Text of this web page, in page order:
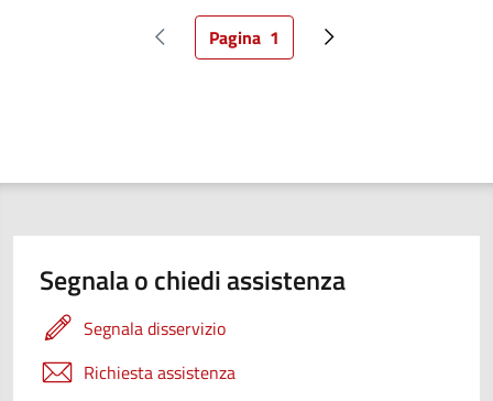
Pagina precedente
Pagina attuale
Pagina 1 Pagina successiva
Segnala o chiedi assistenza
Segnala disservizio
Richiesta assistenza